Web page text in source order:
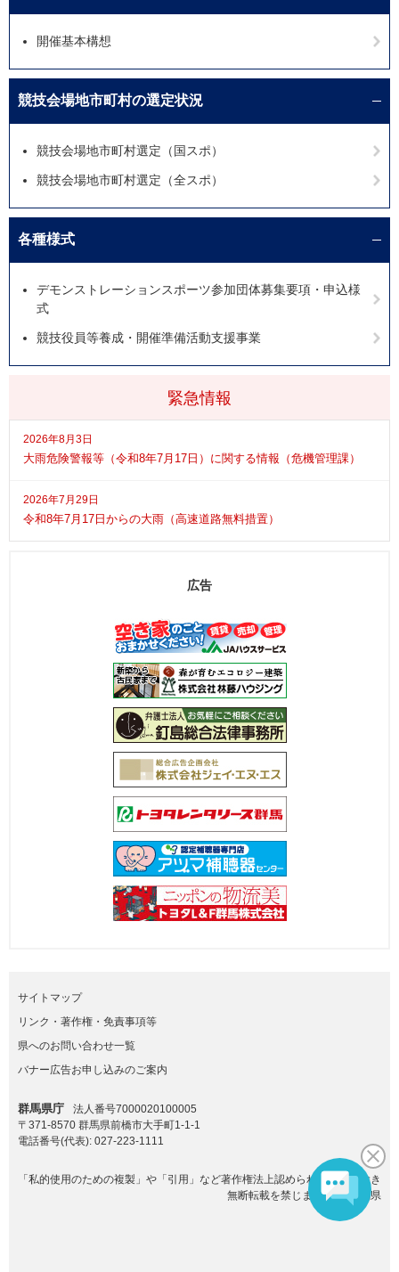
緊急情報
2026年8月3日
大雨危険警報等（令和8年7月17日）に関する情報（危機管理課）
2026年7月29日
令和8年7月17日からの大雨（高速道路無料措置）
開催基本構想
競技会場地市町村の選定状況
競技会場地市町村選定（国スポ）
競技会場地市町村選定（全スポ）
各種様式
デモンストレーションスポーツ参加団体募集要項・申込様
式
競技役員等養成・開催準備活動支援事業
広告
サイトマップ
リンク・著作権・免責事項等
県へのお問い合わせ一覧
バナー広告お申し込みのご案内
群馬県庁
法人番号7000020100005
〒371-8570 群馬県前橋市大手町1-1-1
電話番号(代表): 027-223-1111
「私的使用のための複製」や「引用」など著作権法上認められた場合を除き
無断転載を禁じます。(C)群馬県